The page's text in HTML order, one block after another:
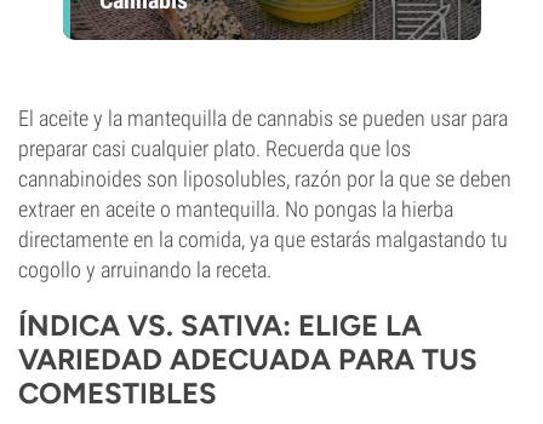
El aceite y la mantequilla de cannabis se pueden usar para
preparar casi cualquier plato. Recuerda que los
cannabinoides son liposolubles, razón por la que se deben
extraer en aceite o mantequilla. No pongas la hierba
directamente en la comida, ya que estarás malgastando tu
cogollo y arruinando la receta.
ÍNDICA VS. SATIVA: ELIGE LA
VARIEDAD ADECUADA PARA TUS
COMESTIBLES